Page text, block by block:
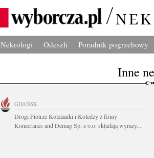
Nekrologi Odeszli Poradnik pogrzebowy
Inne
GDAŃSK
Drogi Piotrze Koleżanki i Koledzy z firmy
Konecranes and Demag Sp. z o.o. składają wyrazy...